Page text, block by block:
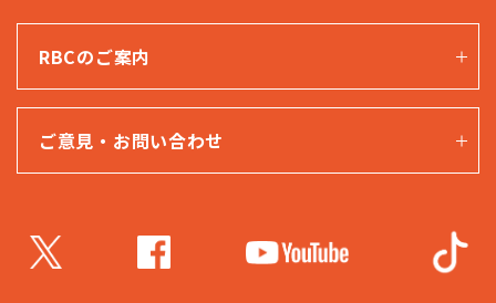
RBCのご案内
ご意見・お問い合わせ